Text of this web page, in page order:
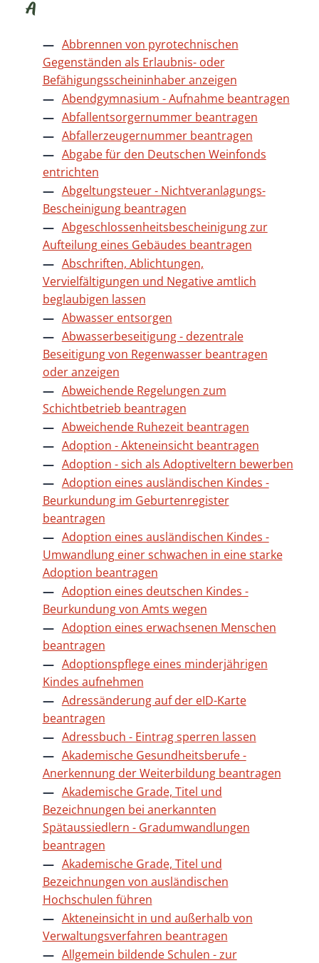
A
Abbrennen von pyrotechnischen
Gegenständen als Erlaubnis- oder
Befähigungsscheininhaber anzeigen
Abendgymnasium - Aufnahme beantragen
Abfallentsorgernummer beantragen
Abfallerzeugernummer beantragen
Abgabe für den Deutschen Weinfonds
entrichten
Abgeltungsteuer - Nichtveranlagungs-
Bescheinigung beantragen
Abgeschlossenheitsbescheinigung zur
Aufteilung eines Gebäudes beantragen
Abschriften, Ablichtungen,
Vervielfältigungen und Negative amtlich
beglaubigen lassen
Abwasser entsorgen
Abwasserbeseitigung - dezentrale
Beseitigung von Regenwasser beantragen
oder anzeigen
Abweichende Regelungen zum
Schichtbetrieb beantragen
Abweichende Ruhezeit beantragen
Adoption - Akteneinsicht beantragen
Adoption - sich als Adoptiveltern bewerben
Adoption eines ausländischen Kindes -
Beurkundung im Geburtenregister
beantragen
Adoption eines ausländischen Kindes -
Umwandlung einer schwachen in eine starke
Adoption beantragen
Adoption eines deutschen Kindes -
Beurkundung von Amts wegen
Adoption eines erwachsenen Menschen
beantragen
Adoptionspflege eines minderjährigen
Kindes aufnehmen
Adressänderung auf der eID-Karte
beantragen
Adressbuch - Eintrag sperren lassen
Akademische Gesundheitsberufe -
Anerkennung der Weiterbildung beantragen
Akademische Grade, Titel und
Bezeichnungen bei anerkannten
Spätaussiedlern - Gradumwandlungen
beantragen
Akademische Grade, Titel und
Bezeichnungen von ausländischen
Hochschulen führen
Akteneinsicht in und außerhalb von
Verwaltungsverfahren beantragen
Allgemein bildende Schulen - zur